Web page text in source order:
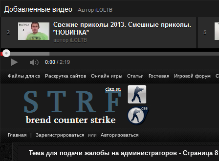
Файлы для cs Раскрутка сайтов Онлайн игры Статьи Гостевая Игровой форум
Главная | Зарегистрироваться или Авторизоваться
Тема для подачи жалобы на администраторов - Страница